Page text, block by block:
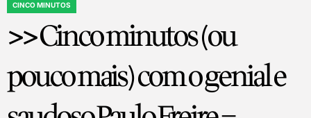
POSTED
CINCO MINUTOS
>> Cinco minutos (ou
pouco mais) com o genial e